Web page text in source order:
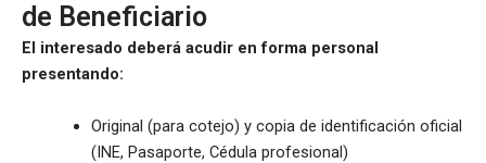
de Beneficiario
El interesado deberá acudir en forma personal
presentando:
Original (para cotejo) y copia de identificación oficial
(INE, Pasaporte, Cédula profesional)